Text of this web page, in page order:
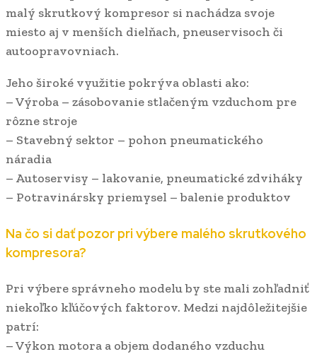
malý skrutkový kompresor si nachádza svoje
miesto aj v menších dielňach, pneuservisoch či
autoopravovniach.
Jeho široké využitie pokrýva oblasti ako:
– Výroba – zásobovanie stlačeným vzduchom pre
rôzne stroje
– Stavebný sektor – pohon pneumatického
náradia
– Autoservisy – lakovanie, pneumatické zdviháky
– Potravinársky priemysel – balenie produktov
Na čo si dať pozor pri výbere malého skrutkového
kompresora?
Pri výbere správneho modelu by ste mali zohľadniť
niekoľko kľúčových faktorov. Medzi najdôležitejšie
patrí:
– Výkon motora a objem dodaného vzduchu